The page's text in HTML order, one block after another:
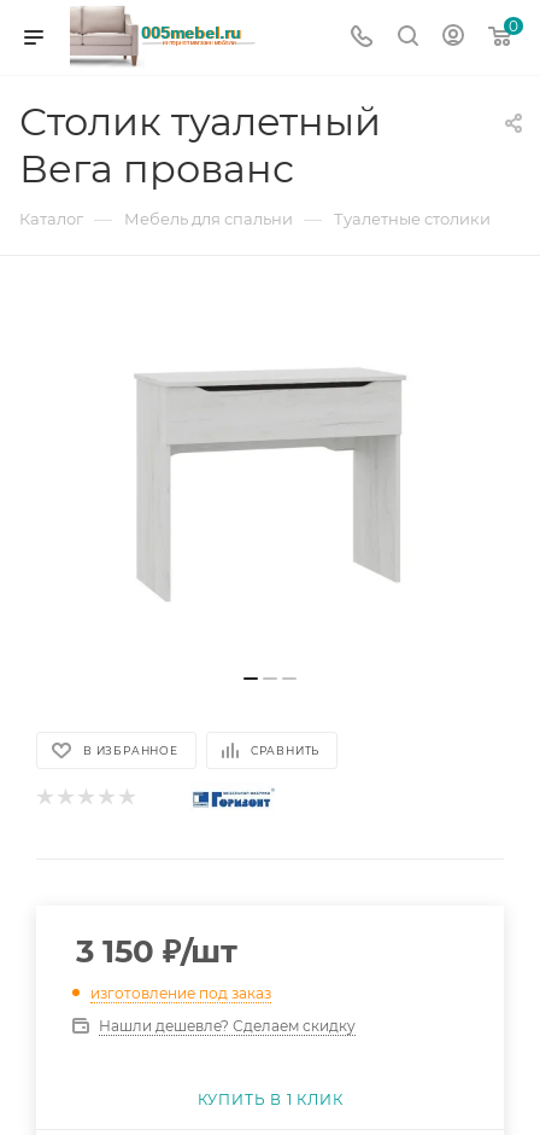
0
Столик туалетный
Вега прованс
Каталог — Мебель для спальни — Туалетные столики
В ИЗБРАННОЕ СРАВНИТЬ
3 150 ₽/шт
изготовление под заказ
Нашли дешевле? Сделаем скидку
КУПИТЬ В 1 КЛИК